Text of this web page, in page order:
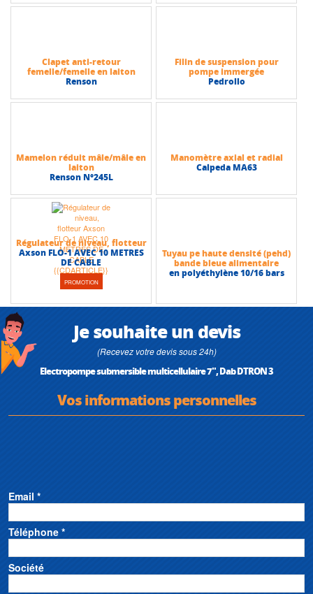
Caractéristiques techniques
• Alimentation : monophasée 230V – 50Hz
• Classe d'isolation moteur : F
• Indice de protection : IP68
• Hauteur max (HMT) : 45 m
Clapet anti-retour
femelle/femelle en laiton
Renson
Filin de suspension pour
pompe immergée
Pedrollo
Mamelon réduit mâle/mâle en
laiton
Renson N°245L
Manomètre axial et radial
Calpeda MA63
PROMOTION
Régulateur de niveau, flotteur
Axson FLO-1 AVEC 10 METRES
DE CABLE
Tuyau pe haute densité (pehd)
bande bleue alimentaire
en polyéthylène 10/16 bars
Je souhaite un devis
(Recevez votre devis sous 24h)
Electropompe submersible multicellulaire 7", Dab DTRON 3
Vos informations personnelles
Email *
Téléphone *
Société